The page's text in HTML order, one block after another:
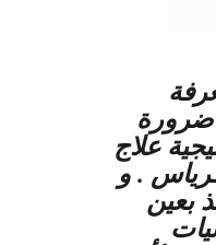
ضرورة
علاج
. و
بعين